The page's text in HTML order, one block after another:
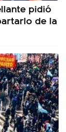
pidió
de la